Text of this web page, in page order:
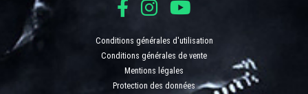
Conditions générales d'utilisation
Conditions générales de vente
Mentions légales
Protection des données